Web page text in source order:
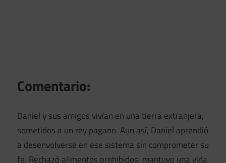
Comentario:
Daniel y sus amigos vivían en una tierra extranjera,
sometidos a un rey pagano. Aun así, Daniel aprendió
a desenvolverse en ese sistema sin comprometer su
fe. Rechazó alimentos prohibidos, mantuvo una vida